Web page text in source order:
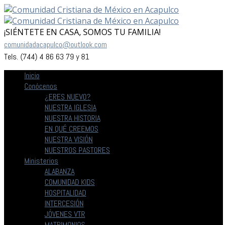
¡SIÉNTETE EN CASA, SOMOS TU FAMILIA!
comunidadacapulco@outlook.com
Tels. (744) 4 86 63 79 y 81
Inicio
Conócenos
¿ERES NUEVO?
NUESTRA IGLESIA
NUESTRA HISTORIA
EN QUÉ CREEMOS
NUESTRA VISIÓN
NUESTROS PASTORES
Ministerios
ALABANZA
COMUNIDAD KIDS
HOSPITALIDAD
INTERCESIÓN
JÓVENES VTR